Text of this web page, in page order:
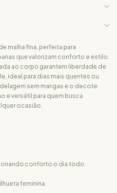
malha fina, perfeita para
que valorizam conforto e estilo.
ao corpo garantem liberdade de
ideal para dias mais quentes ou
sem mangas e o decote
e versátil para quem busca
ocasião.
conforto o dia todo
feminina